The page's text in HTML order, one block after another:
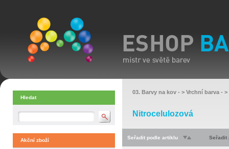
Hledat
Akční zboží
03. Barvy na kov - > Vrchní barva - >
Nitrocelulozová
Seřadit podle artiklu Seřadit